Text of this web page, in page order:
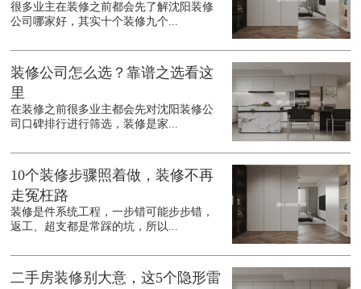
很多业主在装修之前都会先了解沈阳装修
公司哪家好，其实十个装修九个...
装修公司怎么选？靠谱之选看这
里
在装修之前很多业主都会先对沈阳装修公
司口碑排行进行筛选，装修是家...
10个装修步骤照着做，装修不再
走冤枉路
装修是件系统工程，一步错可能步步错，
返工、超支都是常踩的坑，所以...
二手房装修别大意，这5个隐形雷